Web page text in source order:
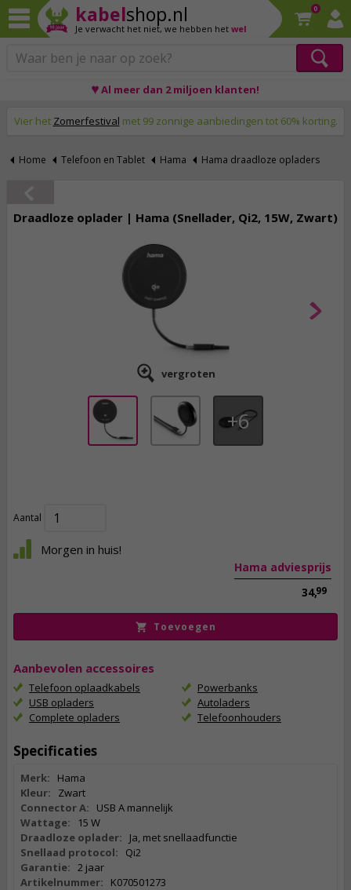
kabelshop.nl
Je verwacht het niet, we hebben het wel
0
♥ Al meer dan 2 miljoen klanten!
Vier het Zomerfestival met 99 zonnige aanbiedingen tot 60% korting.
Home Telefoon en Tablet Hama Hama draadloze opladers
Draadloze oplader | Hama (Snellader, Qi2, 15W, Zwart)
vergroten
6
Hama adviesprijs
34,99
Aantal
Morgen in huis!
Toevoegen
Aanbevolen accessoires
Telefoon oplaadkabels
USB opladers
Complete opladers
Powerbanks
Autoladers
Telefoonhouders
Specificaties
Merk:
Hama
Kleur:
Zwart
Connector A:
USB A mannelijk
Wattage:
15 W
Draadloze oplader:
Ja, met snellaadfunctie
Snellaad protocol:
Qi2
Garantie: 2 jaar
Artikelnummer:
K070501273